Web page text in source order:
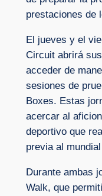
prestaciones de
El jueves y el
Circuit abrirá
acceder de
sesiones de
Boxes. Estas
acercar al
deportivo que
previa al
Durante ambas
Walk, que